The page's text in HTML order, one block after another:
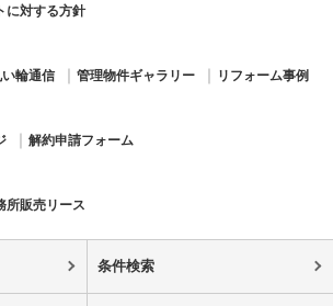
に対する方針
い輪通信 管理物件ギャラリー リフォーム事例
解約申請フォーム
所販売リース
条件検索